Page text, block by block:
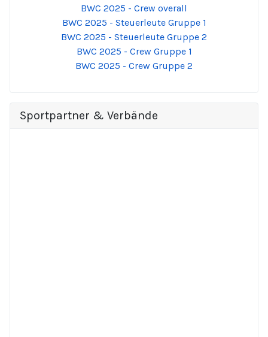
BWC 2025 - Crew overall
BWC 2025 - Steuerleute Gruppe 1
BWC 2025 - Steuerleute Gruppe 2
BWC 2025 - Crew Gruppe 1
BWC 2025 - Crew Gruppe 2
Sportpartner & Verbände